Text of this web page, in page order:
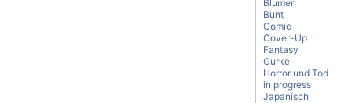
Blumen
Bunt
Comic
Cover-Up
Fantasy
Gurke
Horror und Tod
in progress
Japanisch